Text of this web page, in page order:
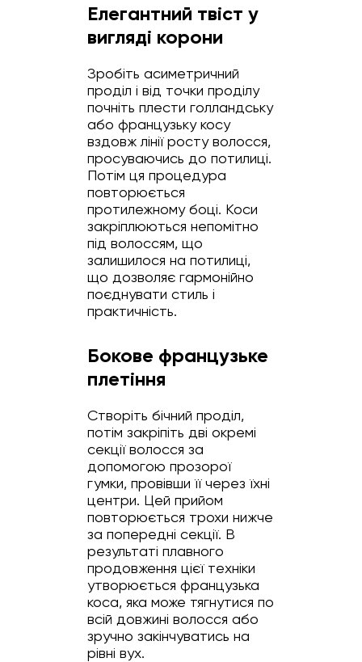
Елегантний твіст у
вигляді корони
Зробіть асиметричний
проділ і від точки проділу
почніть плести голландську
або французьку косу
вздовж лінії росту волосся,
просуваючись до потилиці.
Потім ця процедура
повторюється
протилежному боці. Коси
закріплюються непомітно
під волоссям, що
залишилося на потилиці,
що дозволяє гармонійно
поєднувати стиль і
практичність.
Бокове французьке
плетіння
Створіть бічний проділ,
потім закріпіть дві окремі
секції волосся за
допомогою прозорої
гумки, провівши її через їхні
центри. Цей прийом
повторюється трохи нижче
за попередні секції. В
результаті плавного
продовження цієї техніки
утворюється французька
коса, яка може тягнутися по
всій довжині волосся або
зручно закінчуватись на
рівні вух.